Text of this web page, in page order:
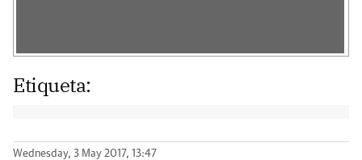
Etiqueta:
Wednesday, 3 May 2017, 13:47